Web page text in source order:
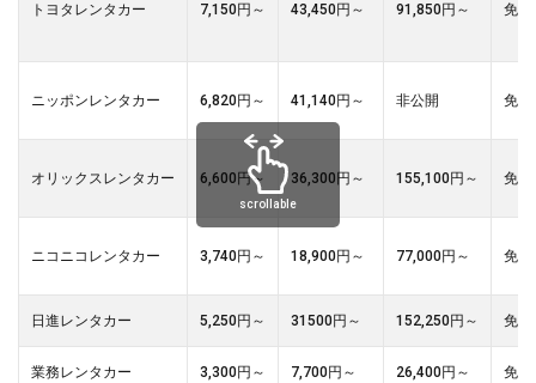
トヨタレンタカー 7,150円～ 43,450円～ 91,850円～ 免責
ニッポンレンタカー 6,820円～ 41,140円～ 非公開 免責
オリックスレンタカー 6,600円～ 36,300円～ 155,100円～ 免責
ニコニコレンタカー 3,740円～ 18,900円～ 77,000円～ 免責
日進レンタカー 5,250円～ 31500円～ 152,250円～ 免責
業務レンタカー 3,300円～ 7,700円～ 26,400円～ 免責
scrollable